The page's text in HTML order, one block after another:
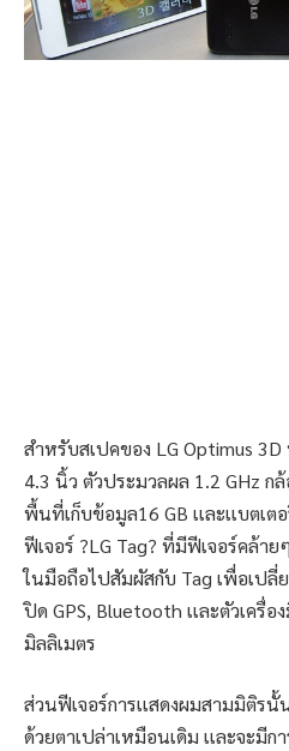
สำหรับสเปคของ LG Optimus
4.3 นิ้ว ตัวประมวลผล 1.2 GHz ก
พื้นที่เก็บข้อมูล16 GB เเละเเบตเต
ฟีเจอร์ ?LG Tag? ที่มีฟีเจอร์คล้าย
ในมือถือไปสัมผัสกับ Tag เพื่อเปลี่
ปิด GPS, Bluetooth เเละตัวเครื่
มิลลิเมตร
ส่วนฟีเจอร์การเเสดงผมสามมิติรนั้
ด้วยตาเปล่าเหมือนเดิม เเละจะมีก